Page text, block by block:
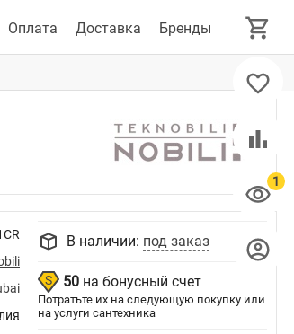
Оплата Доставка Бренды
В наличии: под заказ
50 на бонусный счет
Потратьте их на следующую покупку или
на услуги сантехника